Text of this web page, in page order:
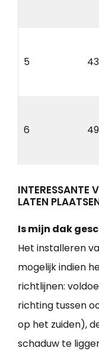
5
6
INTERESSANTE
LATEN
Is mijn dak
Het installeren
mogelijk indien
richtlijnen:
richting tussen
op het zuiden),
schaduw te